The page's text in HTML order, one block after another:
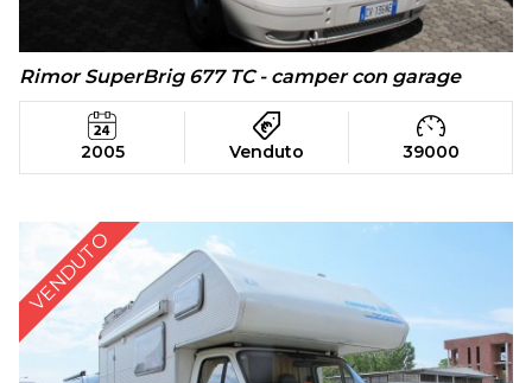
Rimor SuperBrig 677 TC - camper con garage
2005 Venduto 39000
VENDUTO